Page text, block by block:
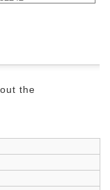
the